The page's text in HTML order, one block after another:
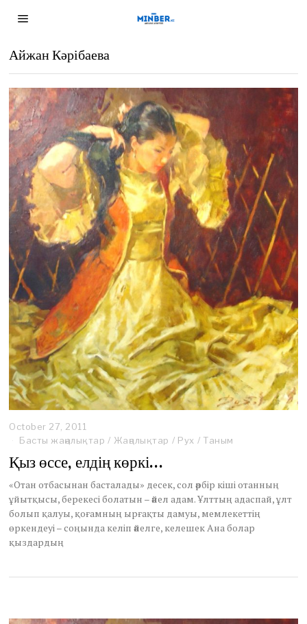
Айжан Кәрібаева
October 27, 2011
c
o
e
r
2
9
1
Басты жаңалықтар / Жаңалықтар / Рух / Таным
Қыз өссе, елдің көркі…
«Отан отбасынан басталады» десек, сол әрбір кіші отанның
ұйытқысы, берекесі болатын – әйел адам. Ұлттың адаспай, ұлт
болып қалуы, қоғамның ырғақты дамуы, мемлекеттің
өркендеуі – соңында келіп әйелге, келешек Ана болар
қыздардың